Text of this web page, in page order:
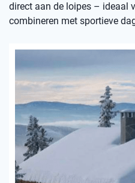
direct aan de loipes – ideaal
combineren met sportieve